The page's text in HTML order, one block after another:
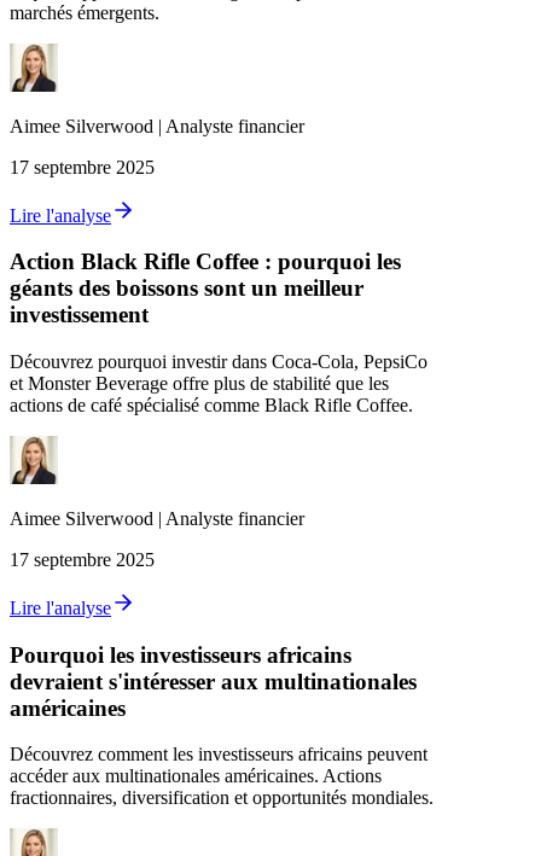
marchés émergents.
Aimee Silverwood | Analyste financier
17 septembre 2025
Lire l'analyse
Action Black Rifle Coffee : pourquoi les
géants des boissons sont un meilleur
investissement
Découvrez pourquoi investir dans Coca-Cola, PepsiCo
et Monster Beverage offre plus de stabilité que les
actions de café spécialisé comme Black Rifle Coffee.
Aimee Silverwood | Analyste financier
17 septembre 2025
Lire l'analyse
Pourquoi les investisseurs africains
devraient s'intéresser aux multinationales
américaines
Découvrez comment les investisseurs africains peuvent
accéder aux multinationales américaines. Actions
fractionnaires, diversification et opportunités mondiales.